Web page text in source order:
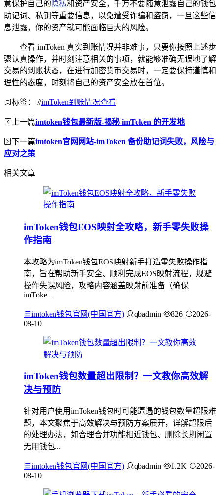
意保护自己的 隐私和资产安全，千万不要随意泄露自己的钱包
助记词、私钥等重要信息，以免遭受诈骗和盗窃，一旦这些信
息泄露，你的资产就可能面临巨大的风险。
查看 imToken 真实到账情况并非难事，只要你按照上述步
骤认真操作，并时刻注意相关的事项，就能够准确无误地了解
交易的到账状态，在进行加密货币交易时，一定要保持谨慎和
理性的态度，时刻将自己的资产安全放在首位。
标签： #imToken到账情况查看
上一篇imtoken钱包最新版-揭秘 imToken 的开发地
下一篇imtoken官网网站-imToken 备份助记词失败，风险与
应对之策
相关文章
imToken钱包EOS映射全攻略，新手零失败操
作指南
本攻略为imToken钱包EOS映射新手打造零失败操作指
南，旨在帮助新手安全、顺利完成EOS映射流程，规避
操作失误风险，攻略内容涵盖映射前准备（确保
imToke...
imtoken钱包官网(中国官方) qbadmin 826
2026-
08-10
imToken钱包数量超出限制？一文教你高效解
决与预防
针对用户使用imToken钱包时可能遭遇的钱包数量超限难
题，本文聚焦于高效解决与预防方案展开，详解超限后
的处理办法，如合理合并功能相近钱包、删除长期闲置
无用钱包...
imtoken钱包官网(中国官方) qbadmin 1.2K
2026-
08-10